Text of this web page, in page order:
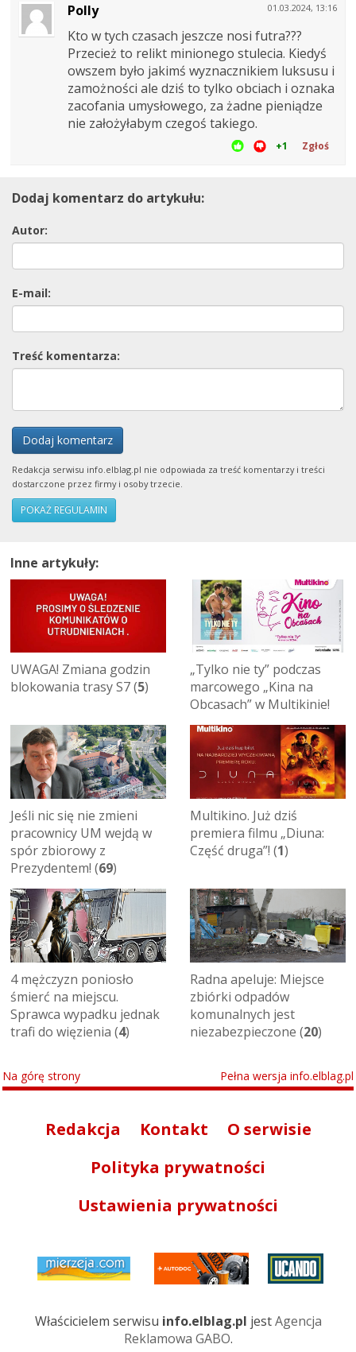
01.03.2024, 13:16
Polly
Kto w tych czasach jeszcze nosi futra???
Przecież to relikt minionego stulecia. Kiedyś
owszem było jakimś wyznacznikiem luksusu i
zamożności ale dziś to tylko obciach i oznaka
zacofania umysłowego, za żadne pieniądze
nie założyłabym czegoś takiego.
+1 Zgłoś
Dodaj komentarz do artykułu:
Autor:
E-mail:
Treść komentarza:
Dodaj komentarz
Redakcja serwisu info.elblag.pl nie odpowiada za treść komentarzy i treści
dostarczone przez firmy i osoby trzecie.
POKAŻ REGULAMIN
Inne artykuły:
UWAGA! Zmiana godzin
blokowania trasy S7 (5)
„Tylko nie ty” podczas
marcowego „Kina na
Obcasach” w Multikinie!
Jeśli nic się nie zmieni
pracownicy UM wejdą w
spór zbiorowy z
Prezydentem! (69)
Multikino. Już dziś
premiera filmu „Diuna:
Część druga”! (1)
4 mężczyzn poniosło
śmierć na miejscu.
Sprawca wypadku jednak
trafi do więzienia (4)
Radna apeluje: Miejsce
zbiórki odpadów
komunalnych jest
niezabezpieczone (20)
Na górę strony Pełna wersja info.elblag.pl
Redakcja Kontakt
O serwisie
Polityka prywatności
Ustawienia prywatności
Właścicielem serwisu info.elblag.pl jestAgencja
Reklamowa GABO.